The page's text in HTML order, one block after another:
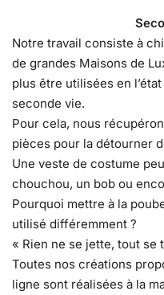
Notre travail consiste à
de grandes Maisons de
plus être utilisées en
seconde vie.
Pour cela, nous
pièces pour la détourner
Une veste de costume
chouchou, un bob ou
Pourquoi mettre à la
utilisé différemment ?
« Rien ne se jette, tout se
Toutes nos créations
ligne sont réalisées à la